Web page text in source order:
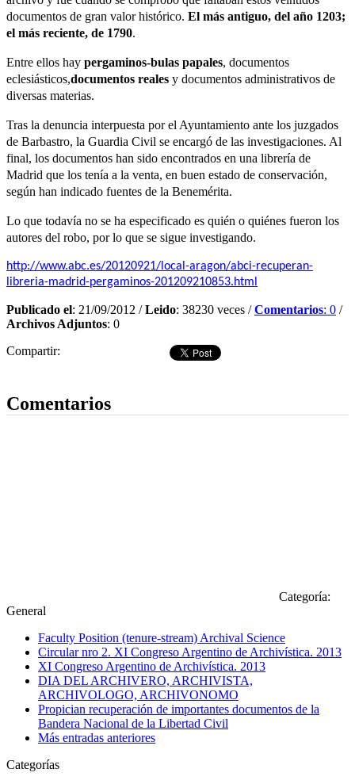
documentos de gran valor histórico. El más antiguo, del año 1203;
el más reciente, de 1790.
Entre ellos hay pergaminos-bulas papales, documentos
eclesiásticos,documentos reales y documentos administrativos de
diversas materias.
Tras la denuncia interpuesta por el Ayuntamiento ante los juzgados
de Barbastro, la Guardia Civil se encargó de las investigaciones. Al
final, los documentos han sido encontrados en una librería de
Madrid que los tenía a la venta, en buen estado de conservación,
según han indicado fuentes de la Benemérita.
Lo que todavía no se ha especificado es quién o quiénes fueron los
autores del robo, por lo que se sigue investigando.
http://www.abc.es/20120921/local-aragon/abci-recuperan-
libreria-madrid-pergaminos-201209210853.html
Publicado el: 21/09/2012 /Leido: 38230 veces /Comentarios: 0 /
Archivos Adjuntos: 0
Compartir:
Comentarios
Categoría:
General
Faculty Position (tenure-stream) Archival Science
Circular nro 2. XI Congreso Argentino de Archivística. 2013
XI Congreso Argentino de Archivística. 2013
DIA DEL ARCHIVERO, ARCHIVISTA,
ARCHIVOLOGO, ARCHIVONOMO
Propician recuperación de importantes documentos de la
Bandera Nacional de la Libertad Civil
Más entradas anteriores
Categorías